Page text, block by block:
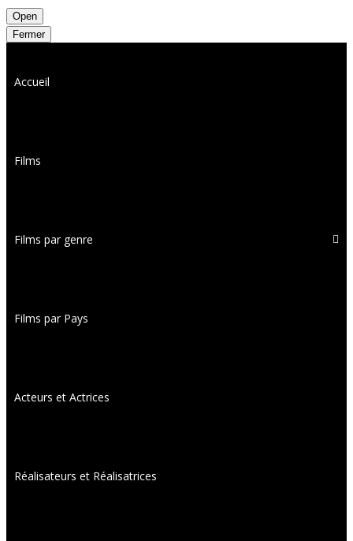
Open
Fermer
Accueil
Films
Films par genre
Films par Pays
Acteurs et Actrices
Réalisateurs et Réalisatrices